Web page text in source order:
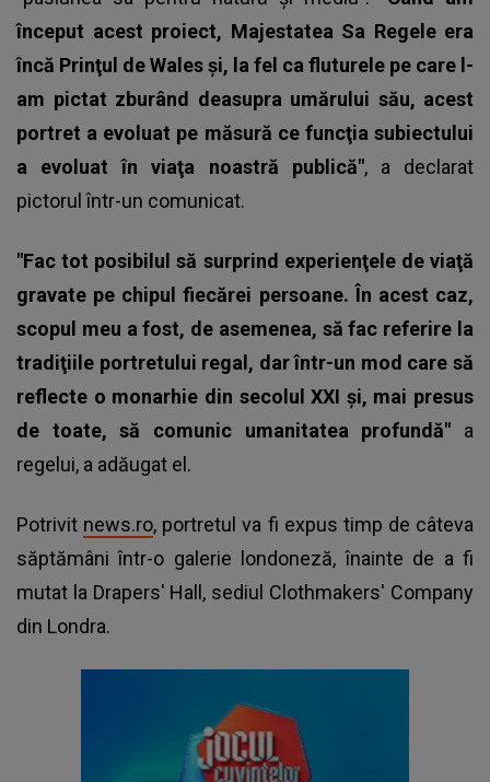
început acest proiect, Majestatea Sa Regele era
încă Prinţul de Wales şi, la fel ca fluturele pe care l-
am pictat zburând deasupra umărului său, acest
portret a evoluat pe măsură ce funcţia subiectului
a evoluat în viaţa noastră publică", a declarat
pictorul într-un comunicat.
"Fac tot posibilul să surprind experienţele de viaţă
gravate pe chipul fiecărei persoane. În acest caz,
scopul meu a fost, de asemenea, să fac referire la
tradiţiile portretului regal, dar într-un mod care să
reflecte o monarhie din secolul XXI şi, mai presus
de toate, să comunic umanitatea profundă" a
regelui, a adăugat el.
Potrivit news.ro, portretul va fi expus timp de câteva
săptămâni într-o galerie londoneză, înainte de a fi
mutat la Drapers' Hall, sediul Clothmakers' Company
din Londra.